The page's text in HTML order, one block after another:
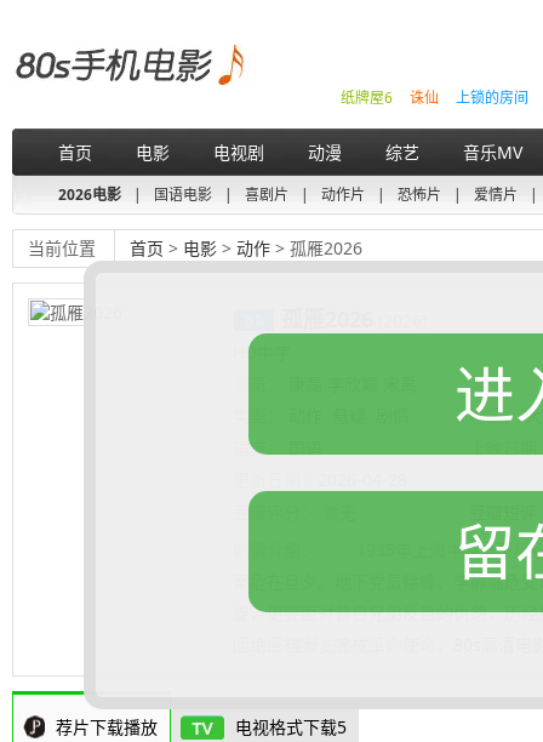
上锁的房间
诛仙
纸牌屋6
首页 电影 电视剧 动漫 综艺 音乐MV
2026电影 | 国语电影 | 喜剧片 | 动作片 | 恐怖片 | 爱情片 |
当前位置 首页 > 电影 > 动作 > 孤雁2026
HD中字
地区：
语言：
豆瓣评分：
1935年上海中共地下组织
案危在旦夕。地下党员徐峰、李静临危
旋，更要面对昔日兄弟反目的仇怨，历
荐片下载播放 电视格式下载5
进
留